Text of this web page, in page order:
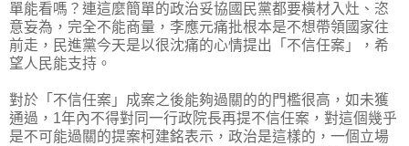
單能看嗎？連這麼簡單的政治妥協國民黨都要橫材入灶、恣
意妄為，完全不能商量，李應元痛批根本是不想帶領國家往
前走，民進黨今天是以很沈痛的心情提出「不信任案」，希
望人民能支持。
對於「不信任案」成案之後能夠過關的的門檻很高，如未獲
通過，1年內不得對同一行政院長再提不信任案，對這個幾乎
是不可能過關的提案柯建銘表示，政治是這樣的，一個立場